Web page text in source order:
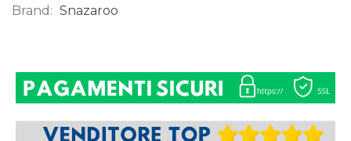
Brand: Snazaroo